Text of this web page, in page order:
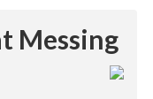
Messing